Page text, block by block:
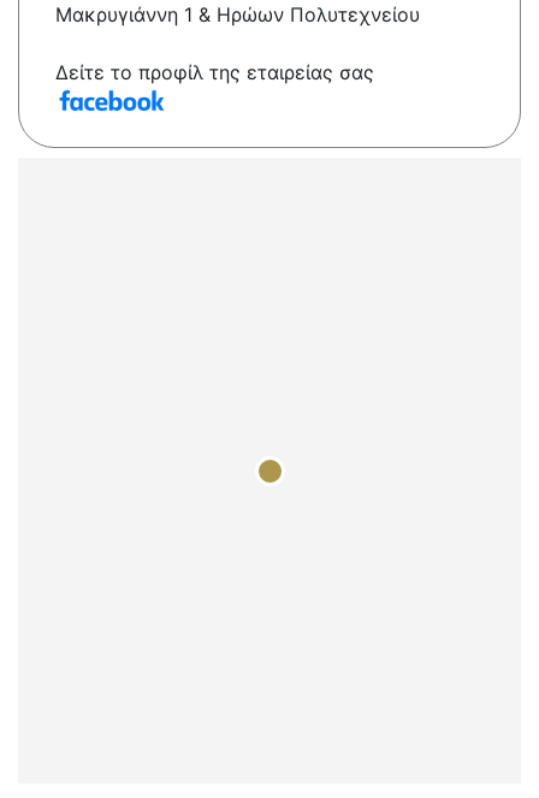
Μακρυγιάννη 1 & Ηρώων Πολυτεχνείου
Δείτε το προφίλ της εταιρείας σας